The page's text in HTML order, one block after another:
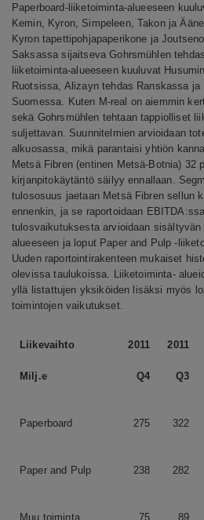
Paperboard-liiketoiminta-alueeseen
Kemin, Kyron, Simpeleen, Takon ja
Kyron tapettipohjapaperikone ja
Saksassa sijaitseva Gohrsmühlen
liiketoiminta-alueeseen kuuluvat
Ruotsissa, Alizayn tehdas Ranskassa
Suomessa. Kuten M-real on aiemmin
sekä Gohrsmühlen tehtaan tappiolliset
suljettavan. Suunnitelmien arvioidaan
alkuosassa, mikä parantaisi yhtiön
Metsä Fibren (entinen Metsä-Botnia) 32
kirjanpitokäytäntö säilyy ennallaan.
tulososuus jaetaan Metsä Fibren sellun
ennenkin, ja se raportoidaan
tulosvaikutuksesta arvioidaan
alueeseen ja loput Paper and Pulp -
Uuden raportointirakenteen mukaiset
olevissa taulukoissa. Liiketoiminta-
yllä listattujen yksiköiden lisäksi myös
toimintojen vaikutukset.
Liikevaihto 2011 2011
Milj.e Q4 Q3
Paperboard 275 322
Paper and Pulp 238 282
Muu toiminta 75 89